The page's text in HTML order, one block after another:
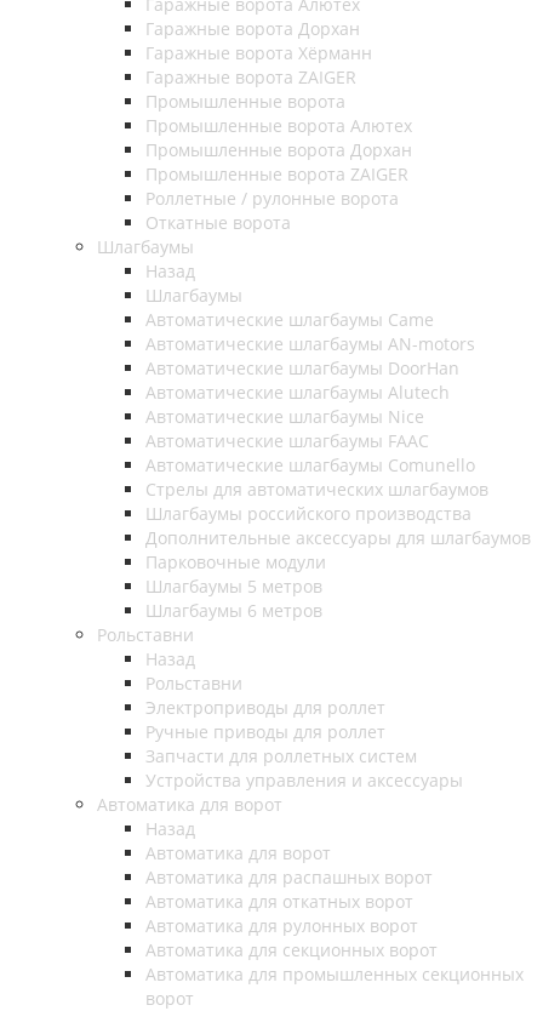
Гаражные ворота Дорхан
Гаражные ворота Хёрманн
Гаражные ворота ZAIGER
Промышленные ворота
Промышленные ворота Алютех
Промышленные ворота Дорхан
Промышленные ворота ZAIGER
Роллетные / рулонные ворота
Откатные ворота
Шлагбаумы
Назад
Шлагбаумы
Автоматические шлагбаумы Came
Автоматические шлагбаумы AN-motors
Автоматические шлагбаумы DoorHan
Автоматические шлагбаумы Alutech
Автоматические шлагбаумы Nice
Автоматические шлагбаумы FAAC
Автоматические шлагбаумы Comunello
Стрелы для автоматических шлагбаумов
Шлагбаумы российского производства
Дополнительные аксессуары для шлагбаумов
Парковочные модули
Шлагбаумы 5 метров
Шлагбаумы 6 метров
Рольставни
Назад
Рольставни
Электроприводы для роллет
Ручные приводы для роллет
Запчасти для роллетных систем
Устройства управления и аксессуары
Автоматика для ворот
Назад
Автоматика для ворот
Автоматика для распашных ворот
Автоматика для откатных ворот
Автоматика для рулонных ворот
Автоматика для секционных ворот
Автоматика для промышленных секционных
ворот